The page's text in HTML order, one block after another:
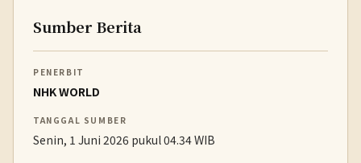
Sumber Berita
PENERBIT
NHK WORLD
TANGGAL SUMBER
Senin, 1 Juni 2026 pukul 04.34 WIB